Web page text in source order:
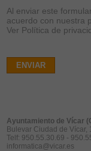
Al enviar este
acuerdo con nuestra
Ver Política de
ENVIAR
Ayuntamiento de Vícar
Bulevar Ciudad de Vícar,
Telf: 950.55.30.69 -
informatica@vicar.es